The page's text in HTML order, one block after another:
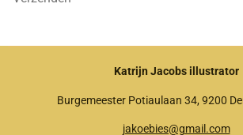
Katrijn Jacobs illustrator
Burgemeester Potiaulaan 34, 9200
jakoebies@gmail.com